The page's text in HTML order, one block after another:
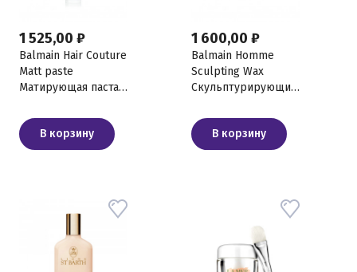
1 525,00 ₽
Balmain Hair Couture
Matt paste
Матирующая паста,
В корзину
1 600,00 ₽
Balmain Homme
Sculpting Wax
Cкульптурирующий
В корзину